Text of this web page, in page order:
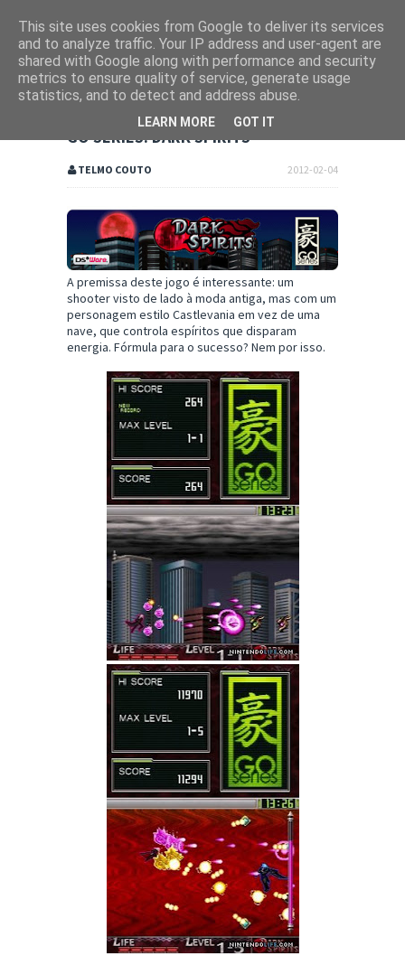
GO SERIES: DARK SPIRITS
2012-02-04
TELMO COUTO
A premissa deste jogo é interessante: um
shooter visto de lado à moda antiga, mas com um
personagem estilo Castlevania em vez de uma
nave, que controla espíritos que disparam
energia. Fórmula para o sucesso? Nem por isso.
This site uses cookies from Google to deliver its services
and to analyze traffic. Your IP address and user-agent are
shared with Google along with performance and security
metrics to ensure quality of service, generate usage
statistics, and to detect and address abuse.
LEARN MORE GOT IT